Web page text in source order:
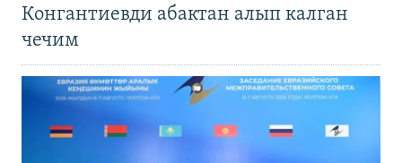
Конгантиевди абактан алып калган
чечим